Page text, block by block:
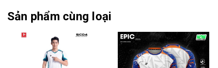
Sản phẩm cùng loại